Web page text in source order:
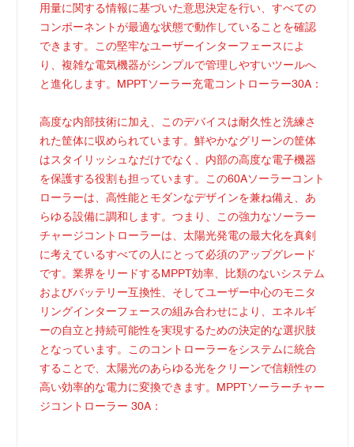
用量に関する情報に基づいた意思決定を行い、すべての
コンポーネントが最適な状態で動作していることを確認
できます。この堅牢なユーザーインターフェースによ
り、複雑な電気機器がシンプルで管理しやすいツールへ
と進化します。MPPTソーラー充電コントローラー30A：
高度な内部技術に加え、このデバイスは耐久性と洗練さ
れた筐体に収められています。鮮やかなグリーンの筐体
はスタイリッシュなだけでなく、内部の高度な電子機器
を保護する役割も担っています。この60Aソーラーコント
ローラーは、高性能とモダンなデザインを兼ね備え、あ
らゆる設備に調和します。つまり、この強力なソーラー
チャージコントローラーは、太陽光発電の最大化を真剣
に考えているすべての人にとって必須のアップグレード
です。業界をリードするMPPT効率、比類のないシステム
およびバッテリー互換性、そしてユーザー中心のモニタ
リングインターフェースの組み合わせにより、エネルギ
ーの自立と持続可能性を実現するための決定的な選択肢
となっています。このコントローラーをシステムに統合
することで、太陽光のあらゆる光をクリーンで信頼性の
高い効率的な電力に変換できます。MPPTソーラーチャー
ジコントローラー 30A：